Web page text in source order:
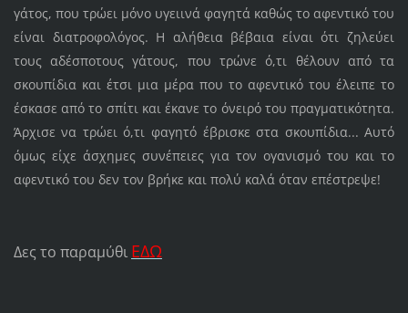
γάτος, που τρώει μόνο υγειινά φαγητά καθώς το αφεντικό του
είναι διατροφολόγος. Η αλήθεια βέβαια είναι ότι ζηλεύει
τους αδέσποτους γάτους, που τρώνε ό,τι θέλουν από τα
σκουπίδια και έτσι μια μέρα που το αφεντικό του έλειπε το
έσκασε από το σπίτι και έκανε το όνειρό του πραγματικότητα.
Άρχισε να τρώει ό,τι φαγητό έβρισκε στα σκουπίδια... Αυτό
όμως είχε άσχημες συνέπειες για τον ογανισμό του και το
αφεντικό του δεν τον βρήκε και πολύ καλά όταν επέστρεψε!
Δες το παραμύθι ΕΔΩ